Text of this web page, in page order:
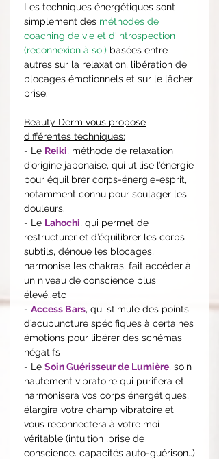
Les techniques énergétiques sont
simplement des méthodes de
coaching de vie et d'introspection
(reconnexion à soi) basées entre
autres sur la relaxation, libération de
blocages émotionnels et sur le lâcher
prise.
Beauty Derm vous propose
différentes techniques:
- Le Reiki, méthode de relaxation
d’origine japonaise, qui utilise l’énergie
pour équilibrer corps-énergie-esprit,
notamment connu pour soulager les
douleurs.
- Le Lahochi, qui permet de
restructurer et d’équilibrer les corps
subtils, dénoue les blocages,
harmonise les chakras, fait accéder à
un niveau de conscience plus
élevé..etc
- Access Bars, qui stimule des points
d’acupuncture spécifiques à certaines
émotions pour libérer des schémas
négatifs
- Le Soin Guérisseur de Lumière, soin
hautement vibratoire qui purifiera et
harmonisera vos corps énergétiques,
élargira votre champ vibratoire et
vous reconnectera à votre moi
véritable (intuition ,prise de
conscience. capacités auto-guérison..)